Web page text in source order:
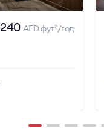
240 AED фут2/год